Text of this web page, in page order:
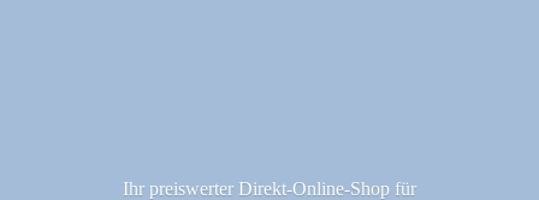
Ihr preiswerter Direkt-Online-Shop für